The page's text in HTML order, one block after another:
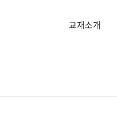
교재소개